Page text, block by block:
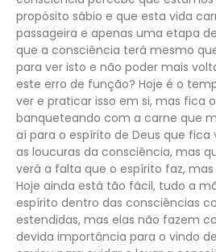
propósito sábio e que esta vida
passageira e apenas uma etapa
que a consciência terá mesmo
para ver isto e não poder mais
este erro de função? Hoje é o
ver e praticar isso em si, mas fica
banqueteando com a carne que
aí para o espírito de Deus que
as loucuras da consciência, mas
verá a falta que o espírito faz,
Hoje ainda está tão fácil, tudo a
espírito dentro das consciências
estendidas, mas elas não fazem
devida importância para o vindo